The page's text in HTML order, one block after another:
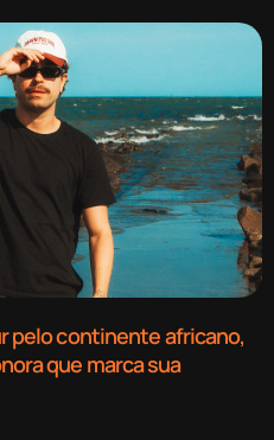
pelo continente africano,
que marca sua